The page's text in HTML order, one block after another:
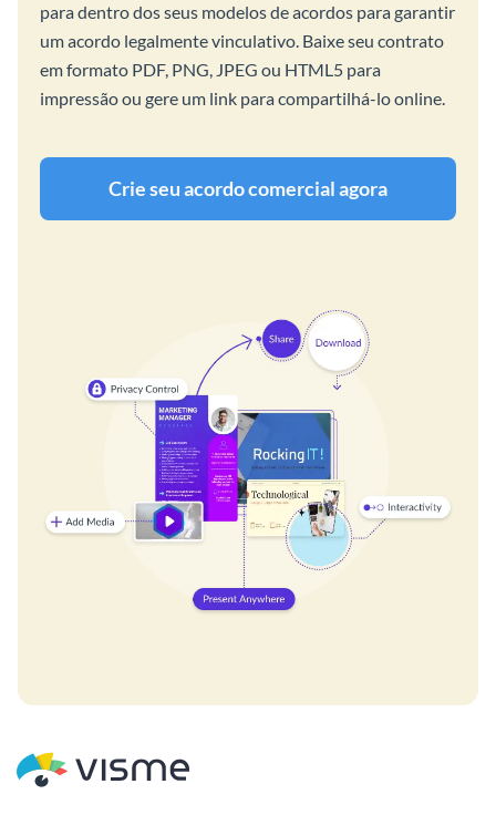
para dentro dos seus modelos de acordos para garantir
um acordo legalmente vinculativo. Baixe seu contrato
em formato PDF, PNG, JPEG ou HTML5 para
impressão ou gere um link para compartilhá-lo online.
Crie seu acordo comercial agora